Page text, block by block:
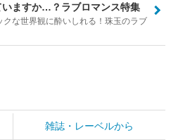
いますか…？ラブロマンス特集
クな世界観に酔いしれる！珠玉のラブ
雑誌・レーベルから